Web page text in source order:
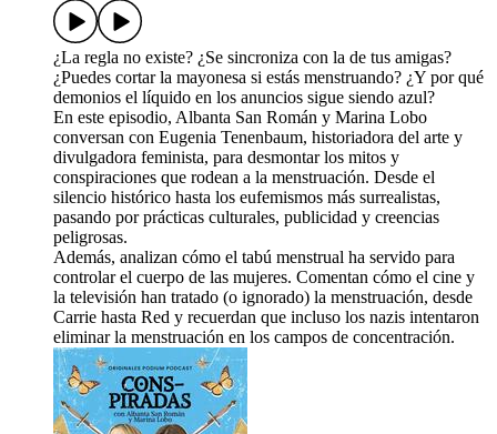
¿La regla no existe? ¿Se sincroniza con la de tus amigas?
¿Puedes cortar la mayonesa si estás menstruando? ¿Y por qué
demonios el líquido en los anuncios sigue siendo azul?
En este episodio, Albanta San Román y Marina Lobo
conversan con Eugenia Tenenbaum, historiadora del arte y
divulgadora feminista, para desmontar los mitos y
conspiraciones que rodean a la menstruación. Desde el
silencio histórico hasta los eufemismos más surrealistas,
pasando por prácticas culturales, publicidad y creencias
peligrosas.
Además, analizan cómo el tabú menstrual ha servido para
controlar el cuerpo de las mujeres. Comentan cómo el cine y
la televisión han tratado (o ignorado) la menstruación, desde
Carrie hasta Red y recuerdan que incluso los nazis intentaron
eliminar la menstruación en los campos de concentración.